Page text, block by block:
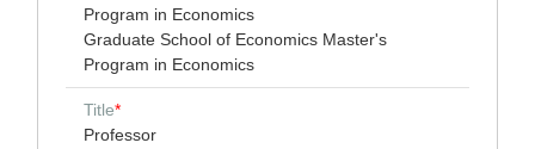
Program in Economics
Graduate School of Economics Master's
Program in Economics
Title*
Professor